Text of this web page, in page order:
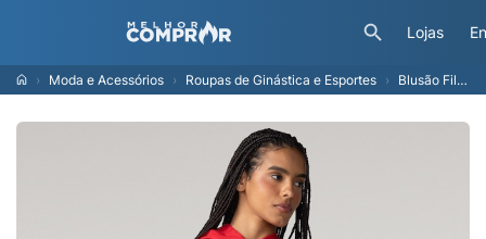
Lojas
Moda e Acessórios Roupas de Ginástica e Esportes Blusão Fila Com Capuz Basic Classic L - Feminino